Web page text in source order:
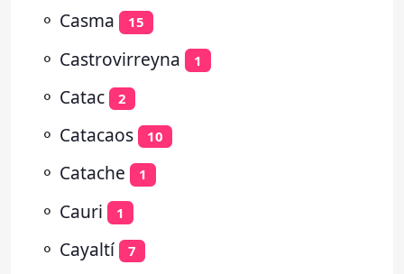
⚬ Casma 15
⚬ Castrovirreyna 1
⚬ Catac 2
⚬ Catacaos 10
⚬ Catache 1
⚬ Cauri 1
⚬ Cayaltí 7